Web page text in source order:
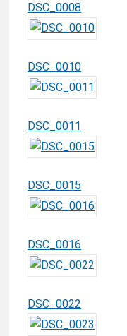
DSC_0008
DSC_0010
DSC_0011
DSC_0015
DSC_0016
DSC_0022